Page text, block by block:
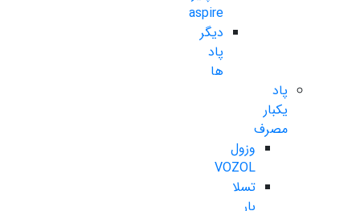
aspire
دیگر
پاد
ها
پاد
یکبار
مصرف
وزول
VOZOL
تسلا
بار